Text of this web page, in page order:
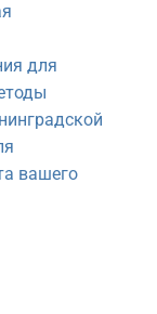
для
вашего